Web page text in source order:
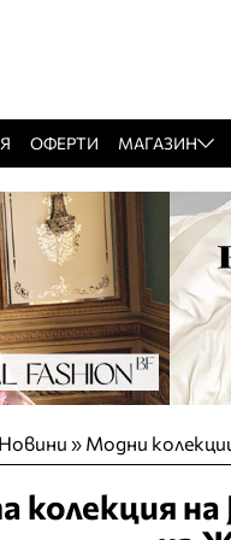
ОФЕРТИ МАГАЗИН
Новини » Модни
колекция